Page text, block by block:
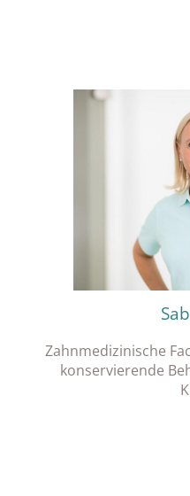
Zahnmedizinische
konservierende